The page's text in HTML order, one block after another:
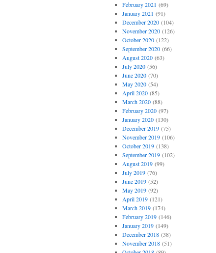
February 2021 (69)
January 2021 (91)
December 2020(104)
November 2020(126)
October 2020(122)
September 2020(66)
August 2020(63)
July 2020(56)
June 2020(70)
May 2020(54)
April 2020(85)
March 2020(88)
February 2020(97)
January 2020(130)
December 2019(75)
November 2019(106)
October 2019(138)
September 2019(102)
August 2019(99)
July 2019(76)
June 2019(52)
May 2019(92)
April 2019(121)
March 2019(174)
February 2019(146)
January 2019(149)
December 2018(38)
November 2018(51)